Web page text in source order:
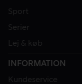
Sport
Serier
Lej & køb
INFORMATION
Kundeservice